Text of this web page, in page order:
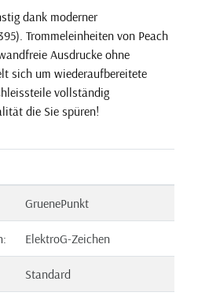
dank moderner
Trommeleinheiten von Peach
Ausdrucke ohne
sich um wiederaufbereitete
vollständig
die Sie spüren!
GruenePunkt
ElektroG-Zeichen
Standard